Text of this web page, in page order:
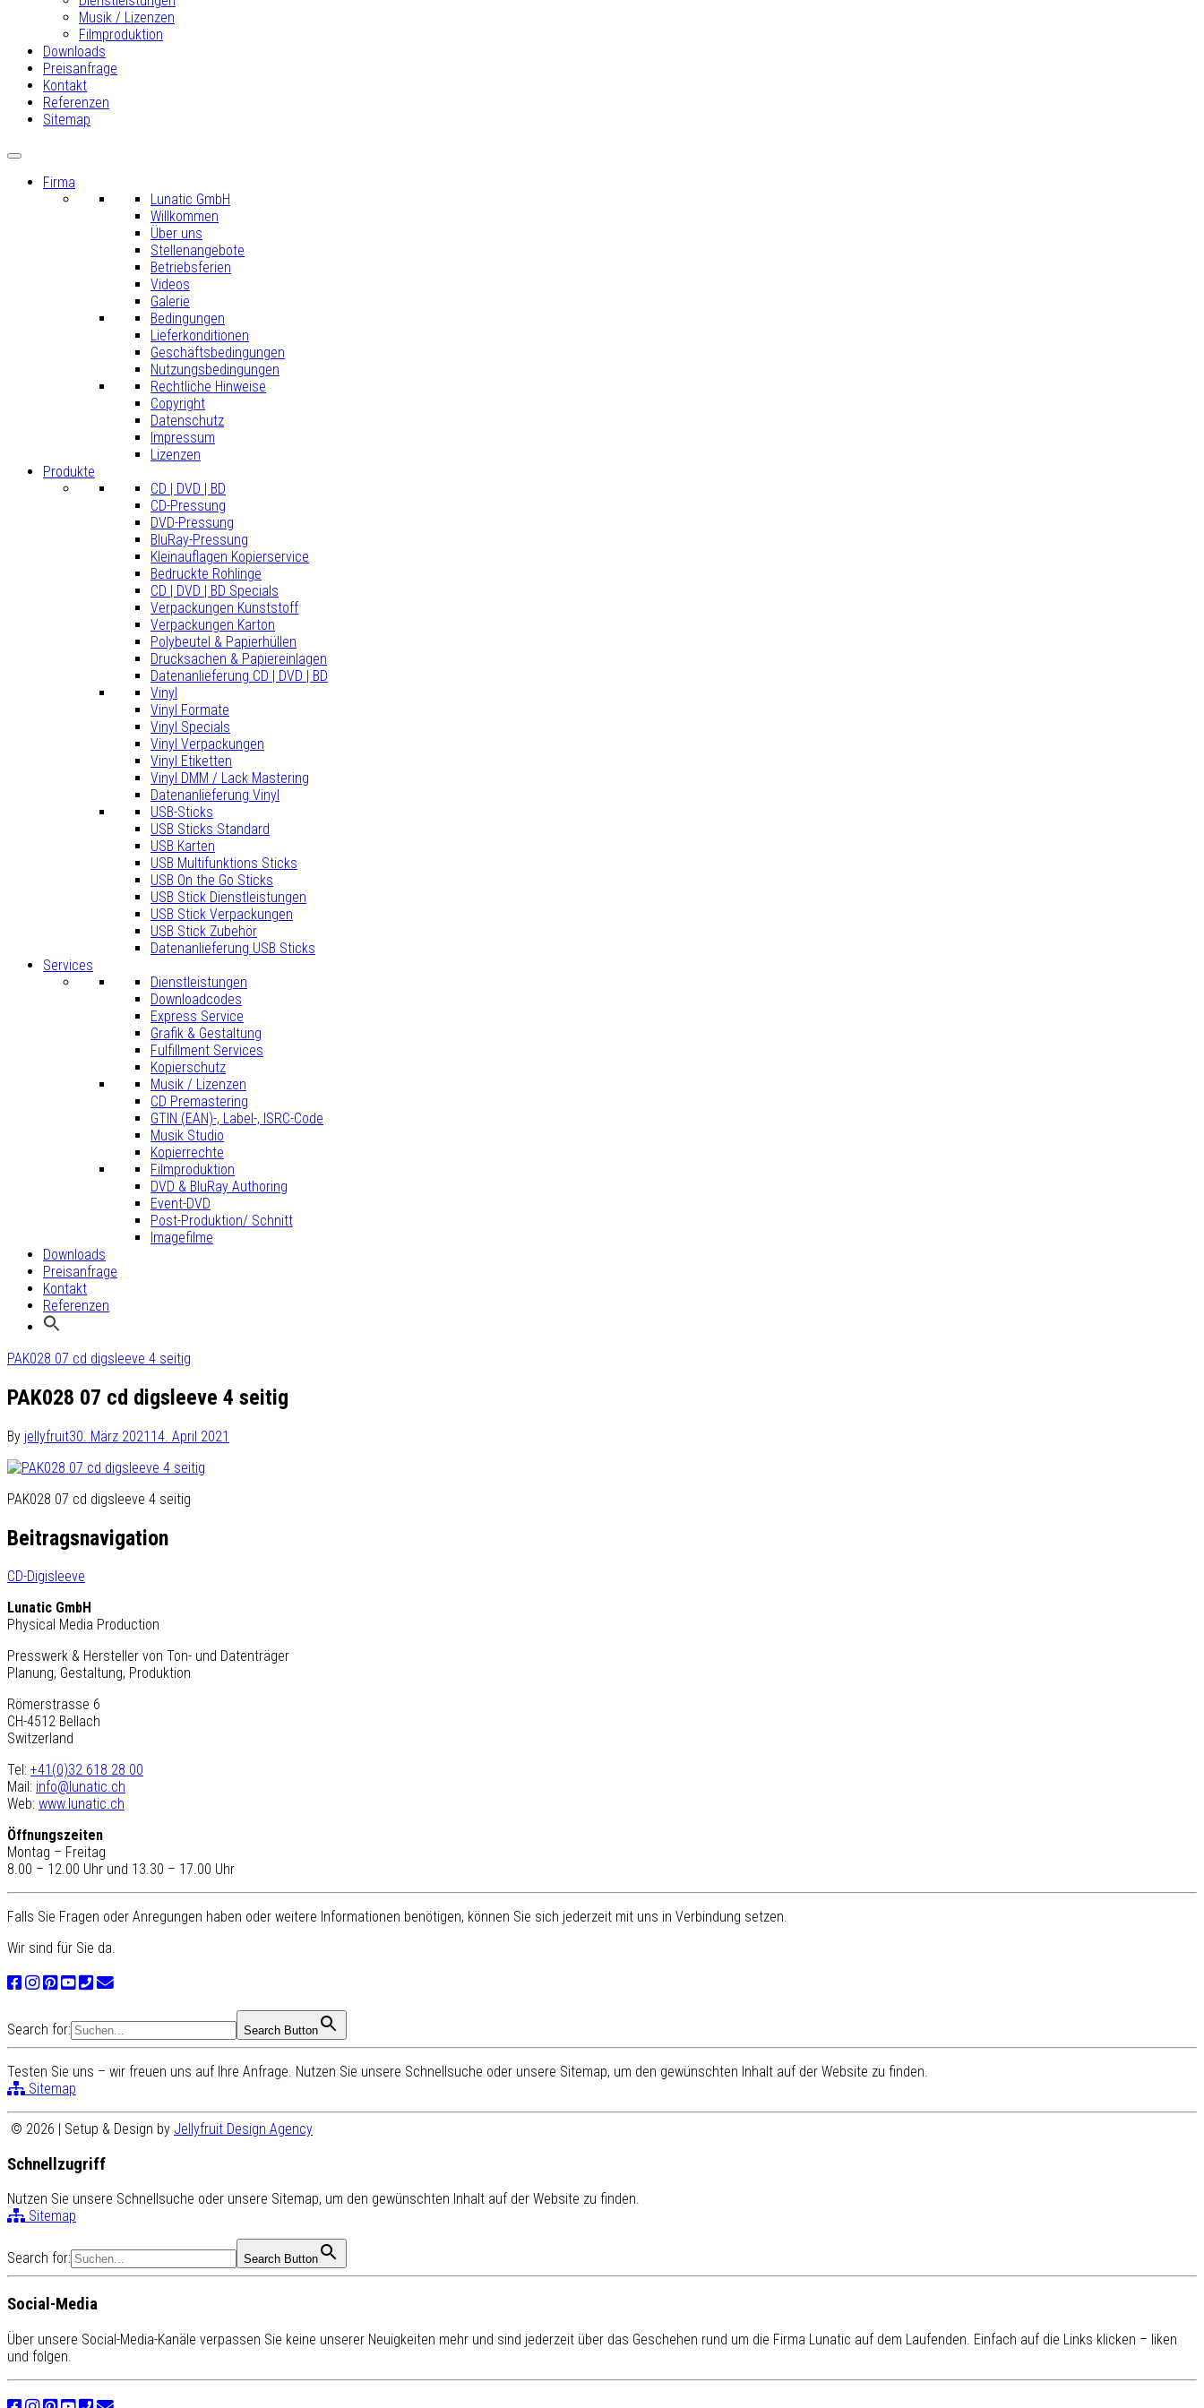
Musik / Lizenzen
Filmproduktion
Downloads
Preisanfrage
Kontakt
Referenzen
Sitemap
Firma
Lunatic GmbH
Willkommen
Über uns
Stellenangebote
Betriebsferien
Videos
Galerie
Bedingungen
Lieferkonditionen
Geschäftsbedingungen
Nutzungsbedingungen
Rechtliche Hinweise
Copyright
Datenschutz
Impressum
Lizenzen
Produkte
CD | DVD | BD
CD-Pressung
DVD-Pressung
BluRay-Pressung
Kleinauflagen Kopierservice
Bedruckte Rohlinge
CD | DVD | BD Specials
Verpackungen Kunststoff
Verpackungen Karton
Polybeutel & Papierhüllen
Drucksachen & Papiereinlagen
Datenanlieferung CD | DVD | BD
Vinyl
Vinyl Formate
Vinyl Specials
Vinyl Verpackungen
Vinyl Etiketten
Vinyl DMM / Lack Mastering
Datenanlieferung Vinyl
USB-Sticks
USB Sticks Standard
USB Karten
USB Multifunktions Sticks
USB On the Go Sticks
USB Stick Dienstleistungen
USB Stick Verpackungen
USB Stick Zubehör
Datenanlieferung USB Sticks
Services
Dienstleistungen
Downloadcodes
Express Service
Grafik & Gestaltung
Fulfillment Services
Kopierschutz
Musik / Lizenzen
CD Premastering
GTIN (EAN)-, Label-, ISRC-Code
Musik Studio
Kopierrechte
Filmproduktion
DVD & BluRay Authoring
Event-DVD
Post-Produktion/ Schnitt
Imagefilme
Downloads
Preisanfrage
Kontakt
Referenzen
PAK028 07 cd digsleeve 4 seitig
PAK028 07 cd digsleeve 4 seitig
By jellyfruit30. März 2021 14. April 2021
PAK028 07 cd digsleeve 4 seitig
Beitragsnavigation
CD-Digisleeve
Lunatic GmbH
Physical Media Production
Presswerk & Hersteller von Ton- und Datenträger
Planung, Gestaltung, Produktion
Römerstrasse 6
CH-4512 Bellach
Switzerland
Tel: +41(0)32 618 28 00
Mail: info@lunatic.ch
Web: www.lunatic.ch
Öffnungszeiten
Montag – Freitag
8.00 – 12.00 Uhr und 13.30 – 17.00 Uhr
Falls Sie Fragen oder Anregungen haben oder weitere Informationen benötigen, können Sie sich jederzeit mit uns in Verbindung setzen.
Wir sind für Sie da.
Search for: Search Button
Testen Sie uns – wir freuen uns auf Ihre Anfrage. Nutzen Sie unsere Schnellsuche oder unsere Sitemap, um den gewünschten Inhalt auf der Website zu finden.
Sitemap
© 2026 | Setup & Design by Jellyfruit Design Agency
Schnellzugriff
Nutzen Sie unsere Schnellsuche oder unsere Sitemap, um den gewünschten Inhalt auf der Website zu finden.
Sitemap
Search for: Search Button
Social-Media
Über unsere Social-Media-Kanäle verpassen Sie keine unserer Neuigkeiten mehr und sind jederzeit über das Geschehen rund um die Firma Lunatic auf dem Laufenden. Einfach auf die Links klicken – liken
und folgen.